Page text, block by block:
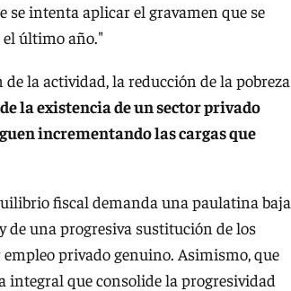
se intenta aplicar el gravamen que se
el último año."
la actividad, la reducción de la pobreza
la existencia de un sector privado
incrementando las cargas que
fiscal demanda una paulatina baja
de una progresiva sustitución de los
privado genuino. Asimismo, que
integral que consolide la progresividad